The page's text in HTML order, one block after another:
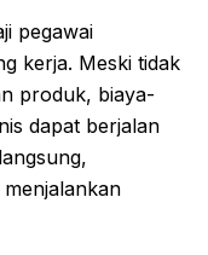
pegawai
kerja. Meski tidak
produk, biaya-
dapat berjalan